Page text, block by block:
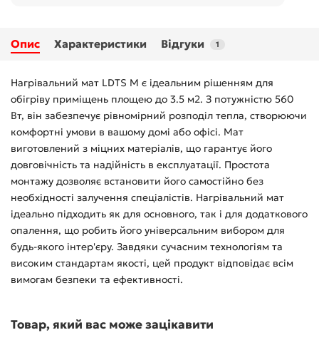
Опис Характеристики Відгуки 1
Нагрівальний мат LDTS M є ідеальним рішенням для
обігріву приміщень площею до 3.5 м2. З потужністю 560
Вт, він забезпечує рівномірний розподіл тепла, створюючи
комфортні умови в вашому домі або офісі. Мат
виготовлений з міцних матеріалів, що гарантує його
довговічність та надійність в експлуатації. Простота
монтажу дозволяє встановити його самостійно без
необхідності залучення спеціалістів. Нагрівальний мат
ідеально підходить як для основного, так і для додаткового
опалення, що робить його універсальним вибором для
будь-якого інтер'єру. Завдяки сучасним технологіям та
високим стандартам якості, цей продукт відповідає всім
вимогам безпеки та ефективності.
Товар, який вас може зацікавити